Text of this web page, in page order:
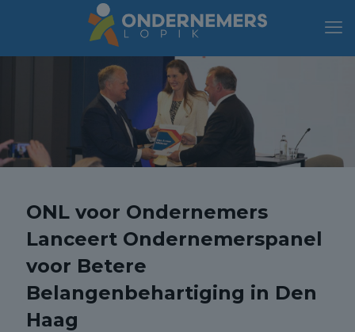
ONL voor Ondernemers
Lanceert Ondernemerspanel
voor Betere
Belangenbehartiging in Den
Haag